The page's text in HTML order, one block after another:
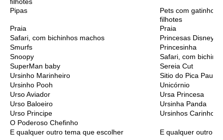
filhotes
Pipas
Pets com
filhotes
Praia
Praia
Safari, com bichinhos machos
Princesas Disney
Smurfs
Princesinha
Snoopy
Safari, com
SuperMan baby
Sereia Cut
Ursinho Marinheiro
Sitio do Pica Pau
Ursinho Pooh
Unicórnio
Urso Aviador
Ursa Princesa
Urso Baloeiro
Ursinha Panda
Urso Principe
Ursinhos
O Poderoso Chefinho
E qualquer outro tema que escolher
E qualquer outro